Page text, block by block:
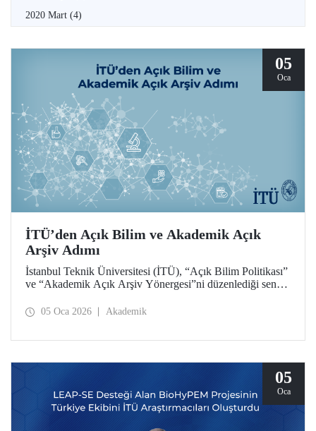
2020 Mart (4)
05
Oca
İTÜ’den Açık Bilim ve Akademik Açık
Arşiv Adımı
İstanbul Teknik Üniversitesi (İTÜ), “Açık Bilim Politikası”
ve “Akademik Açık Arşiv Yönergesi”ni düzenlediği senato
05 Oca 2026 Akademik
05
Oca